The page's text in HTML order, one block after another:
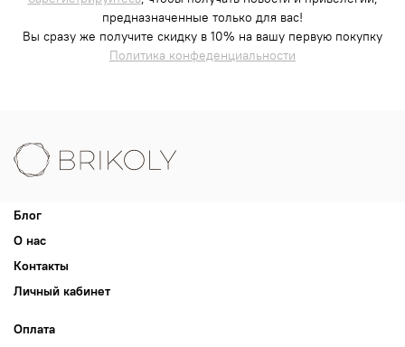
предназначенные только для вас!
Вы сразу же получите скидку в 10% на вашу первую покупку
Политика конфеденциальности
Блог
О нас
Контакты
Личный кабинет
Оплата